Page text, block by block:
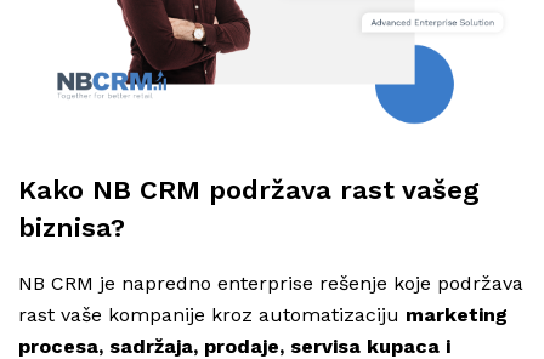
Kako NB CRM podržava rast vašeg
biznisa?
NB CRM je napredno enterprise rešenje koje podržava
rast vaše kompanije kroz automatizaciju marketing
procesa, sadržaja, prodaje, servisa kupaca i